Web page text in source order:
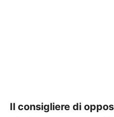
Il consigliere di